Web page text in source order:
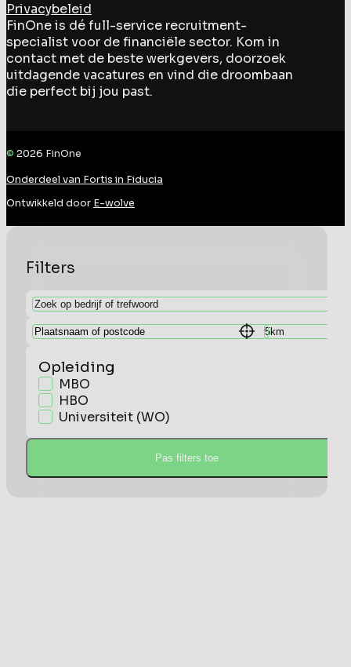
Privacybeleid
FinOne is dé full-service recruitment-
specialist voor de financiële sector. Kom in
contact met de beste werkgevers, doorzoek
uitdagende vacatures en vind die droombaan
die perfect bij jou past.
© 2026 FinOne
Onderdeel van Fortis in Fiducia
Ontwikkeld door E-wolve
Filters
Opleiding
MBO
HBO
Universiteit (WO)
Pas filters toe